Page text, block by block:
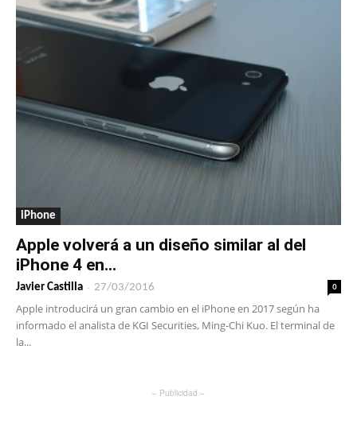
iPhone
Apple volverá a un diseño similar al del
iPhone 4 en...
Javier Castilla - 27/03/2016 0
Apple introducirá un gran cambio en el iPhone en 2017 según ha
informado el analista de KGI Securities, Ming-Chi Kuo. El terminal de
la...
– Publicidad –